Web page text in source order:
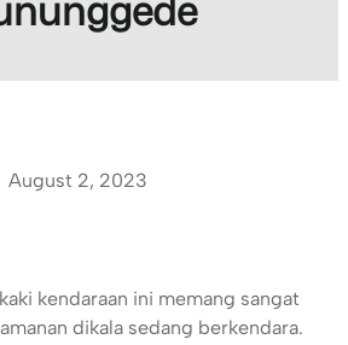
August 2, 2023
kendaraan ini memang sangat
dikala sedang berkendara.